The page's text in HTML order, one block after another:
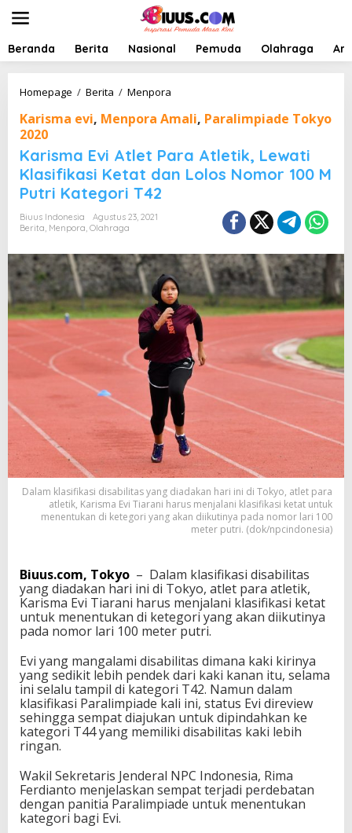
t
Beranda Berita Nasional Pemuda Olahraga
Homepage / Berita / Menpora
r
m
a
e
t
P
a
r
A
t
e
t
i
k
L
e
w
a
l
a
s
i
f
k
a
s
i
K
e
t
d
a
n
Karisma evi, Menpora Amali, Paralimpiade Tokyo
2020
Karisma Evi Atlet Para Atletik, Lewati
Klasifikasi Ketat dan Lolos Nomor 100 M
Putri Kategori T42
Biuus Indonesia
Agustus 23, 2021
Berita, Menpora, Olahraga
Dalam klasifikasi disabilitas yang diadakan hari ini di Tokyo, atlet para
atletik, Karisma Evi Tiarani harus menjalani klasifikasi ketat untuk
menentukan di ketegori yang akan diikutinya pada nomor lari 100
meter putri. (dok/npcindonesia)
Biuus.com, Tokyo – Dalam klasifikasi disabilitas
yang diadakan hari ini di Tokyo, atlet para atletik,
Karisma Evi Tiarani harus menjalani klasifikasi ketat
untuk menentukan di ketegori yang akan diikutinya
pada nomor lari 100 meter putri.
Evi yang mangalami disabilitas dimana kaki kirinya
yang sedikit lebih pendek dari kaki kanan itu, selama
ini selalu tampil di kategori T42. Namun dalam
klasifikasi Paralimpiade kali ini, status Evi direview
sehingga sempat diajukan untuk dipindahkan ke
kategori T44 yang memiliki disabilitas kaki lebih
ringan.
Wakil Sekretaris Jenderal NPC Indonesia, Rima
Ferdianto menjelaskan sempat terjadi perdebatan
dengan panitia Paralimpiade untuk menentukan
kategori bagi Evi.